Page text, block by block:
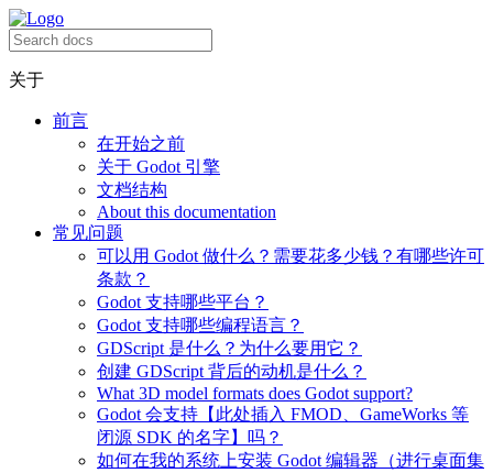
关于
前言
在开始之前
关于 Godot 引擎
文档结构
About this documentation
常见问题
可以用 Godot 做什么？需要花多少钱？有哪些许可
条款？
Godot 支持哪些平台？
Godot 支持哪些编程语言？
GDScript 是什么？为什么要用它？
创建 GDScript 背后的动机是什么？
What 3D model formats does Godot support?
Godot 会支持【此处插入 FMOD、GameWorks 等
闭源 SDK 的名字】吗？
如何在我的系统上安装 Godot 编辑器（进行桌面集